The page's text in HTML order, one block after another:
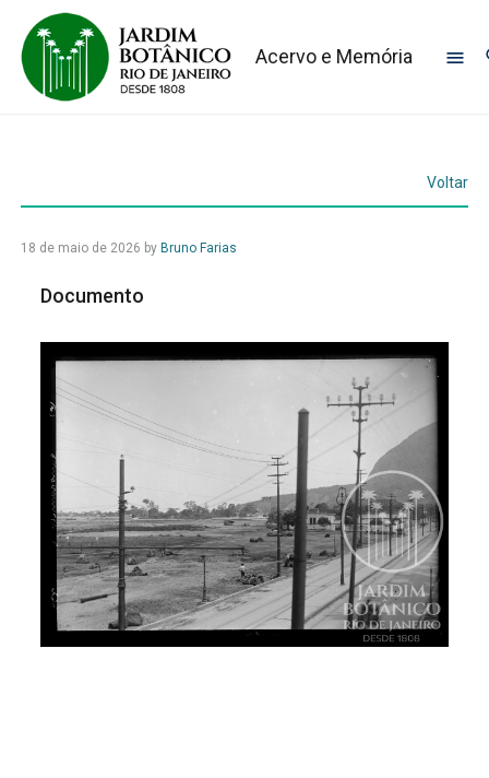
Acervo e Memória
Voltar
18 de maio de 2026 by Bruno Farias
Documento